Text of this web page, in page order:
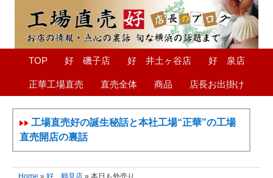
TOP 好 磯子店 好 井土ヶ谷店 好 泉店
正華工場直売 直売全体 商品 店長お出掛け
工場直売好の誕生秘話と本社工場“正華”の工場
直売開店の裏話
Home » 好 鶴見店 » 本日も外売り